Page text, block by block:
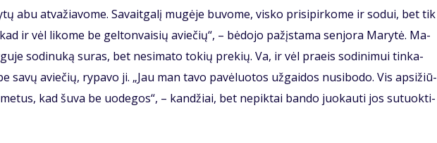
abu at­va­žia­vo­me. Sa­vait­ga­lį mu­gė­je bu­vo­me, vis­ko pri­si­pir­ko­me ir so­dui, bet tik
ir vėl li­ko­me be gel­ton­vai­sių avie­čių“, – bė­do­jo pa­žįs­ta­ma sen­jo­ra Ma­ry­tė. Ma­
so­di­nu­ką su­ras, bet ne­si­ma­to to­kių pre­kių. Va, ir vėl pra­eis so­di­ni­mui tin­ka­
sa­vų avie­čių, ry­pa­vo ji. „Jau man ta­vo pa­vė­luo­tos už­gai­dos nu­si­bo­do. Vis ap­si­žiū­
kad šu­va be uo­de­gos“, – kan­džiai, bet ne­pik­tai ban­do juo­kau­ti jos su­tuok­ti­